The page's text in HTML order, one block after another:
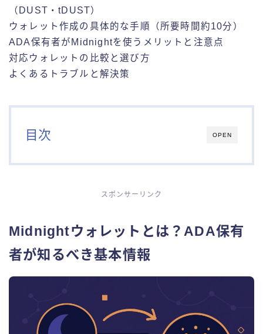
カルダノADAニュース
（DUST・tDUST）
ウォレット作成の具体的な手順（所要時間約10分）
ADA保有者がMidnightを使うメリットと注意点
対応ウォレットの比較と選び方
よくあるトラブルと解決策
OPEN
目次
スポンサーリンク
Midnightウォレットとは？ADA保有
者が知るべき基本情報